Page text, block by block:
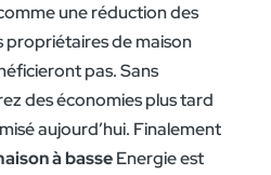
une réduction des
propriétaires de maison
pas. Sans
des économies plus tard
aujourd’hui. Finalement
à basseEnergie est